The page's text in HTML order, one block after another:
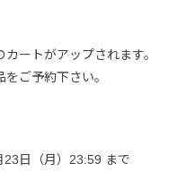
ートがアップされます。
ご予約下さい。
日（月）23:59 まで